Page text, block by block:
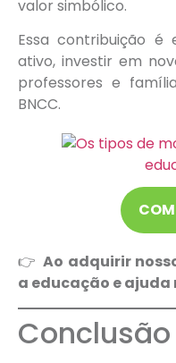
valor simbólico.
Essa contribuição
ativo, investir em
professores e
BNCC.
👉 Ao adquirir
a educação e ajuda
Conclusão